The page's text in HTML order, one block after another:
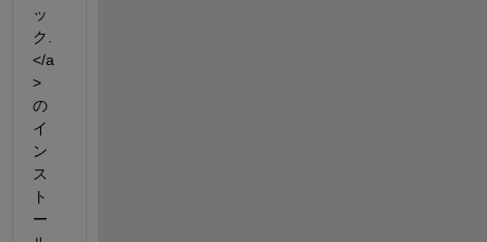
ッ
ク.
</a
>
の
イ
ン
ス
ト
ー